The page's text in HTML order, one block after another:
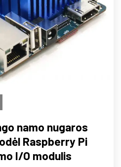
namo nugaros
Raspberry Pi
I/O modulis